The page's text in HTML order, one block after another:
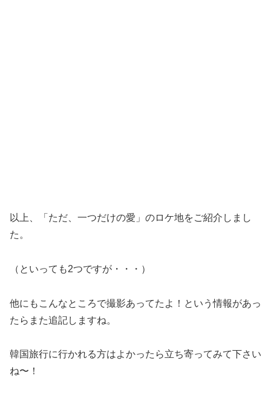
以上、「ただ、一つだけの愛」のロケ地をご紹介しまし
た。
（といっても2つですが・・・）
他にもこんなところで撮影あってたよ！という情報があっ
たらまた追記しますね。
韓国旅行に行かれる方はよかったら立ち寄ってみて下さい
ね〜！